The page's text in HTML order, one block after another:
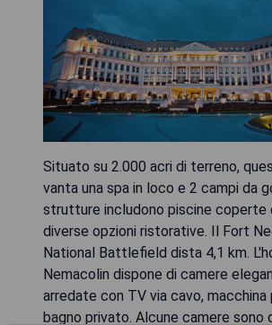
Situato su 2.000 acri di terreno,
vanta una spa in loco e 2 campi da
strutture includono piscine coperte
diverse opzioni ristorative. Il Fort
National Battlefield dista 4,1 km.
Nemacolin dispone di camere
arredate con TV via cavo,
bagno privato. Alcune camere sono